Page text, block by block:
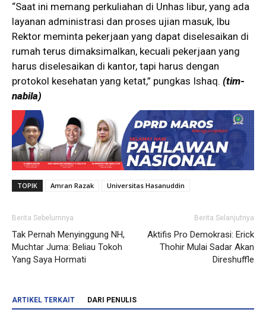
“Saat ini memang perkuliahan di Unhas libur, yang ada
layanan administrasi dan proses ujian masuk, Ibu
Rektor meminta pekerjaan yang dapat diselesaikan di
rumah terus dimaksimalkan, kecuali pekerjaan yang
harus diselesaikan di kantor, tapi harus dengan
protokol kesehatan yang ketat,” pungkas Ishaq. (tim-
nabila)
TOPIK Amran Razak Universitas Hasanuddin
Berita Sebelumnya
Tak Pernah Menyinggung NH,
Muchtar Juma: Beliau Tokoh
Yang Saya Hormati
Berita Selanjutnya
Aktifis Pro Demokrasi: Erick
Thohir Mulai Sadar Akan
Direshuffle
ARTIKEL TERKAIT DARI PENULIS